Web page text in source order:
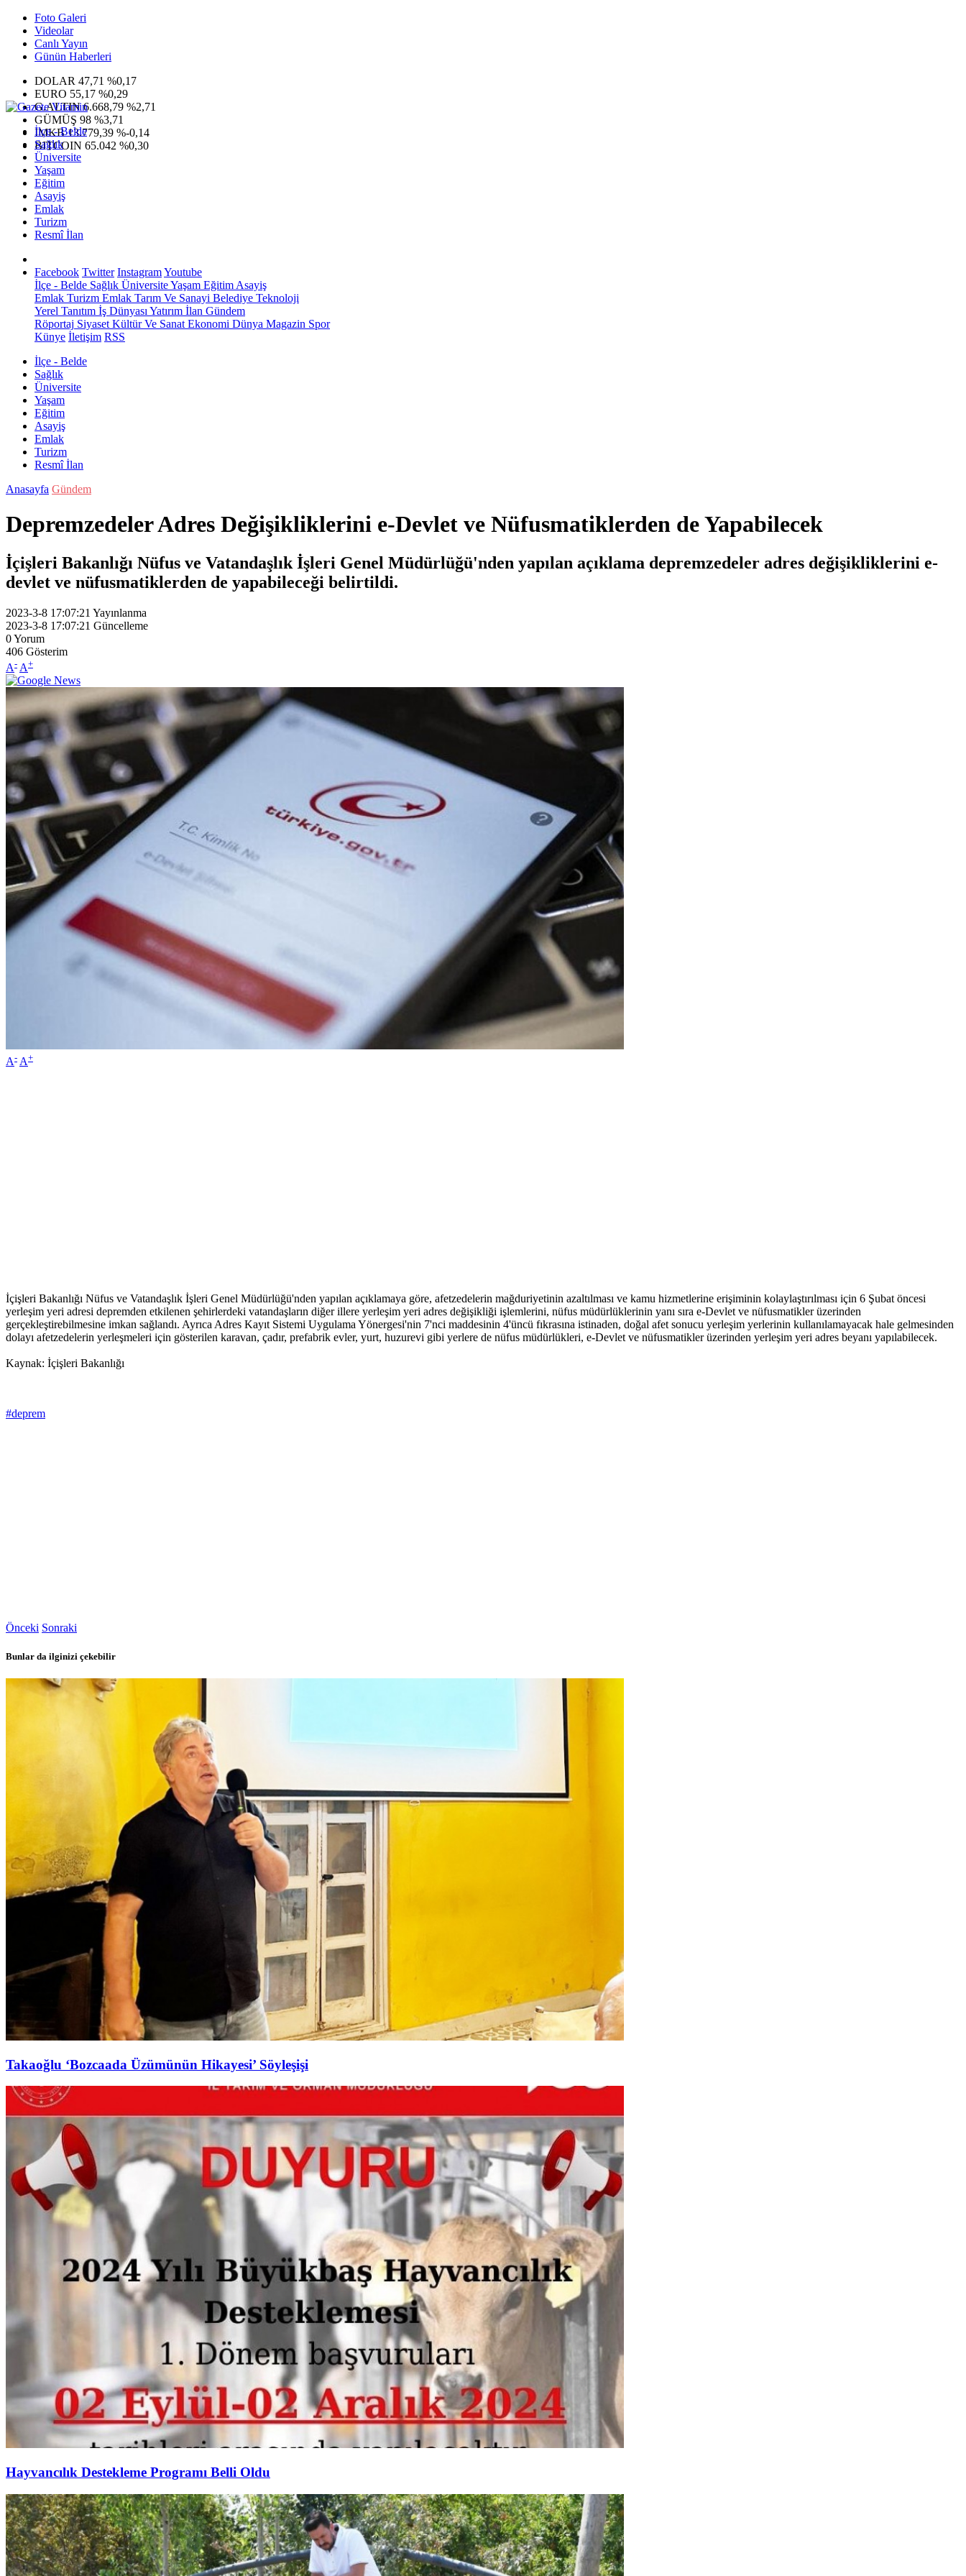
Foto Galeri
Videolar
Canlı Yayın
Günün Haberleri
DOLAR 47,71 %0,17
EURO 55,17 %0,29
G.ALTIN6.668,79 %2,71
GÜMÜŞ 98 %3,71
IMKB13.779,39 %-0,14
BITCOIN 65.042 %0,30
İlçe - Belde
Sağlık
Üniversite
Yaşam
Eğitim
Asayiş
Emlak
Turizm
Resmî İlan
Facebook Twitter InstagramYoutube
İlçe - Belde Sağlık ÜniversiteYaşam Eğitim Asayiş
Emlak Turizm Emlak Tarım Ve Sanayi Belediye Teknoloji
Yerel Tanıtım İş Dünyası Yatırım İlan Gündem
Röportaj Siyaset Kültür Ve Sanat Ekonomi Dünya Magazin Spor
Künye İletişim RSS
İlçe - Belde
Sağlık
Üniversite
Yaşam
Eğitim
Asayiş
Emlak
Turizm
Resmî İlan
Anasayfa Gündem
Depremzedeler Adres Değişikliklerini e-Devlet ve Nüfusmatiklerden de Yapabilecek
İçişleri Bakanlığı Nüfus ve Vatandaşlık İşleri Genel Müdürlüğü'nden yapılan açıklama depremzedeler adres değişikliklerini e-
devlet ve nüfusmatiklerden de yapabileceği belirtildi.
2023-3-8 17:07:21 Yayınlanma
2023-3-8 17:07:21 Güncelleme
0Yorum
406 Gösterim
A- A+
A- A+
İçişleri Bakanlığı Nüfus ve Vatandaşlık İşleri Genel Müdürlüğü'nden yapılan açıklamaya göre, afetzedelerin mağduriyetinin azaltılması ve kamu hizmetlerine erişiminin kolaylaştırılması için 6 Şubat öncesi
yerleşim yeri adresi depremden etkilenen şehirlerdeki vatandaşların diğer illere yerleşim yeri adres değişikliği işlemlerini, nüfus müdürlüklerinin yanı sıra e-Devlet ve nüfusmatikler üzerinden
gerçekleştirebilmesine imkan sağlandı. Ayrıca Adres Kayıt Sistemi Uygulama Yönergesi'nin 7'nci maddesinin 4'üncü fıkrasına istinaden, doğal afet sonucu yerleşim yerlerinin kullanılamayacak hale gelmesinden
dolayı afetzedelerin yerleşmeleri için gösterilen karavan, çadır, prefabrik evler, yurt, huzurevi gibi yerlere de nüfus müdürlükleri, e-Devlet ve nüfusmatikler üzerinden yerleşim yeri adres beyanı yapılabilecek.
Kaynak: İçişleri Bakanlığı
#deprem
Önceki Sonraki
Bunlar da ilginizi çekebilir
Takaoğlu ‘Bozcaada Üzümünün Hikayesi’ Söyleşişi
Hayvancılık Destekleme Programı Belli Oldu